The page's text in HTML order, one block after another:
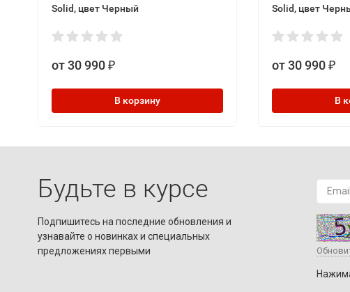
Solid, цвет Черный
от 30 990 ₽
В корзину
Solid, цвет
от 30 990₽
В
Будьте в курсе
Подпишитесь на последние обновления и
узнавайте о новинках и специальных
предложениях первыми